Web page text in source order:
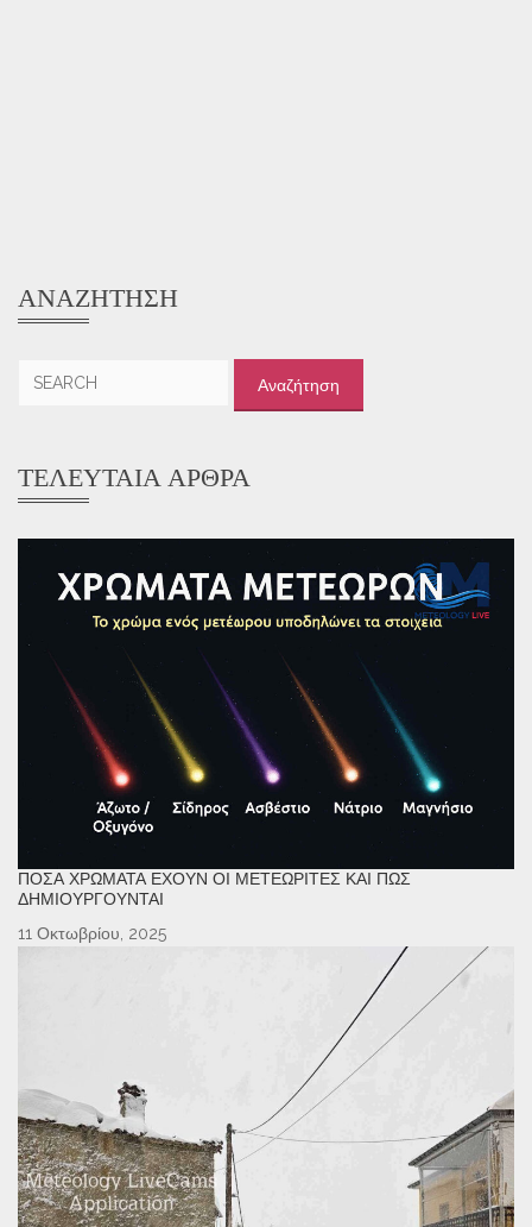
ΑΝΑΖΉΤΗΣΗ
ΤΕΛΕΥΤΑΊΑ ΆΡΘΡΑ
ΠΌΣΑ ΧΡΏΜΑΤΑ ΈΧΟΥΝ ΟΙ ΜΕΤΕΩΡΊΤΕΣ ΚΑΙ ΠΏΣ
ΔΗΜΙΟΥΡΓΟΎΝΤΑΙ
11 Οκτωβρίου, 2025